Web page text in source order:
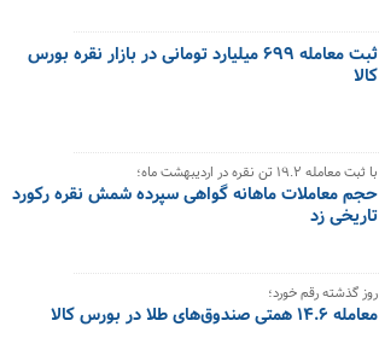
ثبت معامله ۶۹۹ میلیارد تومانی در بازار نقره بورس
کالا
با ثبت معامله ۱۹.۲ تن نقره در اردیبهشت ماه؛
حجم معاملات ماهانه گواهی سپرده شمش نقره رکورد
تاریخی زد
روز گذشته رقم خورد؛
معامله ۱۴.۶ همتی صندوق‌های طلا در بورس کالا